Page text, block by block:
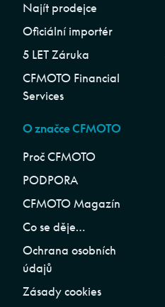
Najít prodejce
Oficiální importér
5 LET Záruka
CFMOTO Financial
Services
O značce CFMOTO
Proč CFMOTO
PODPORA
CFMOTO Magazín
Co se děje…
Ochrana osobních
údajů
Zásady cookies